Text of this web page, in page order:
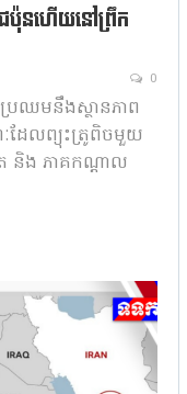
ប៉ុនហើយនៅព្រឹក
0
រឈមនឹងស្ថានភាព
ៈដែលព្យុះត្រូពិចមួយ
និង ភាគកណ្តាល